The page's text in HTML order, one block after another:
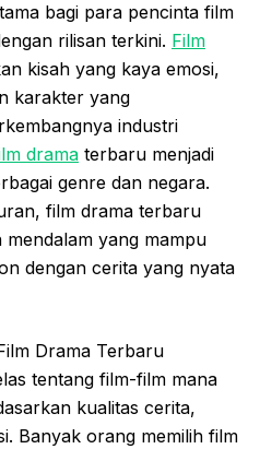
bagi para pencinta film
rilisan terkini. Film
kisah yang kaya emosi,
karakter yang
industri
drama terbaru menjadi
genre dan negara.
film drama terbaru
yang mampu
dengan cerita yang nyata
Drama Terbaru
tentang film-film mana
kualitas cerita,
Banyak orang memilih film